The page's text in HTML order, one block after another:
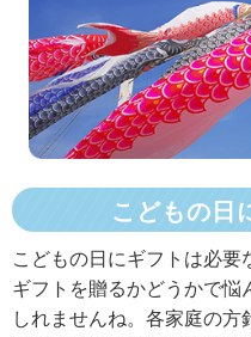
こどもの日
こどもの日にギフトは必要
ギフトを贈るかどうかで悩
しれませんね。各家庭の